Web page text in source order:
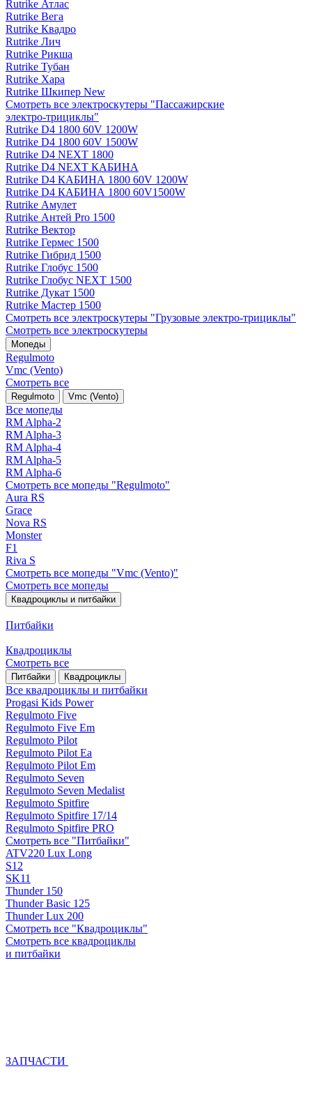
Rutrike Атлас
Rutrike Вега
Rutrike Квадро
Rutrike Лич
Rutrike Рикша
Rutrike Тубан
Rutrike Хара
Rutrike Шкипер New
Смотреть все электро­скутеры "Пассажирские
электро‑трициклы"
Rutrike D4 1800 60V 1200W
Rutrike D4 1800 60V 1500W
Rutrike D4 NEXT 1800
Rutrike D4 NEXT КАБИНА
Rutrike D4 КАБИНА 1800 60V 1200W
Rutrike D4 КАБИНА 1800 60V1500W
Rutrike Амулет
Rutrike Антей Pro 1500
Rutrike Вектор
Rutrike Гермес 1500
Rutrike Гибрид 1500
Rutrike Глобус 1500
Rutrike Глобус NEXT 1500
Rutrike Дукат 1500
Rutrike Мастер 1500
Смотреть все электро­скутеры "Грузовые электро‑трициклы"
Смотреть все электро­скутеры
Мопеды
Regulmoto
Vmc (Vento)
Смотреть все
Regulmoto Vmc (Vento)
Все мопеды
RM Alpha-2
RM Alpha-3
RM Alpha-4
RM Alpha-5
RM Alpha-6
Смотреть все мопеды "Regulmoto"
Aura RS
Grace
Nova RS
Monster
F1
Riva S
Смотреть все мопеды "Vmc (Vento)"
Смотреть все мопеды
Квадроциклы и питбайки
Питбайки
Квадроциклы
Смотреть все
Питбайки Квадроциклы
Все квадроциклы и питбайки
Progasi Kids Power
Regulmoto Five
Regulmoto Five Em
Regulmoto Pilot
Regulmoto Pilot Ea
Regulmoto Pilot Em
Regulmoto Seven
Regulmoto Seven Medalist
Regulmoto Spitfire
Regulmoto Spitfire 17/14
Regulmoto Spitfire PRO
Смотреть все "Питбайки"
ATV220 Lux Long
S12
SK11
Thunder 150
Thunder Basic 125
Thunder Lux 200
Смотреть все "Квадроциклы"
Смотреть все квадроциклы
и питбайки
ЗАПЧАСТИ